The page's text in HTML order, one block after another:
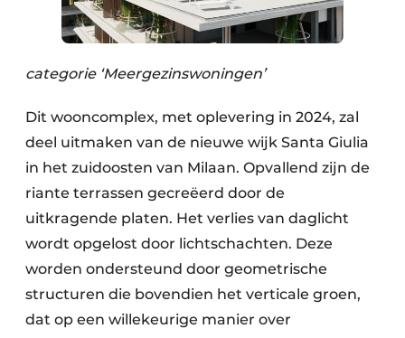
categorie ‘Meergezinswoningen’
Dit wooncomplex, met oplevering in 2024, zal
deel uitmaken van de nieuwe wijk Santa Giulia
in het zuidoosten van Milaan. Opvallend zijn de
riante terrassen gecreëerd door de
uitkragende platen. Het verlies van daglicht
wordt opgelost door lichtschachten. Deze
worden ondersteund door geometrische
structuren die bovendien het verticale groen,
dat op een willekeurige manier over